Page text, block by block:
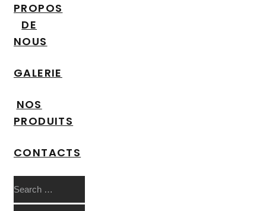
PROPOS
DE
NOUS
GALERIE
NOS
PRODUITS
CONTACTS